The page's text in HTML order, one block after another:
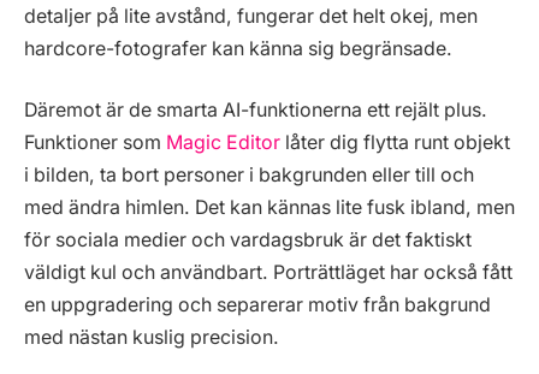
detaljer på lite avstånd, fungerar det helt okej, men
hardcore-fotografer kan känna sig begränsade.
Däremot är de smarta AI-funktionerna ett rejält plus.
Funktioner som Magic Editor låter dig flytta runt objekt
i bilden, ta bort personer i bakgrunden eller till och
med ändra himlen. Det kan kännas lite fusk ibland, men
för sociala medier och vardagsbruk är det faktiskt
väldigt kul och användbart. Porträttläget har också fått
en uppgradering och separerar motiv från bakgrund
med nästan kuslig precision.